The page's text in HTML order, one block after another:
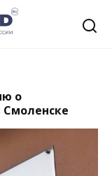
о
Смоленске